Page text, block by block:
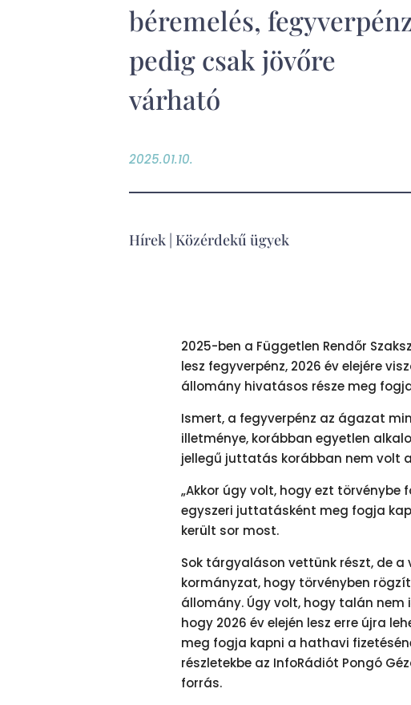
béremelés,
pedig csak jövőre
várható
2025.01.10.
Hírek Közérdekű ügyek
2025-ben a Független Rendőr
lesz fegyverpénz, 2026 év elejére
állomány hivatásos része meg
Ismert, a fegyverpénz az ágazat
illetménye, korábban egyetlen
jellegű juttatás korábban nem volt
„Akkor úgy volt, hogy ezt
egyszeri juttatásként meg fogja
került sor most.
Sok tárgyaláson vettünk részt, de
kormányzat, hogy törvényben
állomány. Úgy volt, hogy talán nem
hogy 2026 év elején lesz erre újra
meg fogja kapni a hathavi
részletekbe az InfoRádiót Pongó
forrás.